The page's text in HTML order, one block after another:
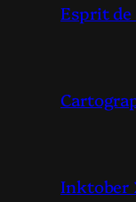
Esprit de
Inktober